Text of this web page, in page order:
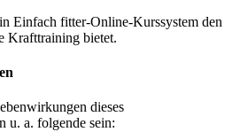
Einfach fitter-Online-Kurssystem den
Krafttraining bietet.
dieses
u. a. folgende sein: